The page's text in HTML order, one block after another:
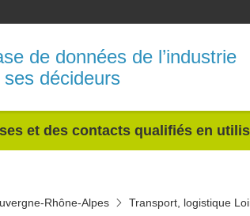
de données de l’industrie
décideurs
et des contacts qualifiés en
Rhône-Alpes Transport, logistique